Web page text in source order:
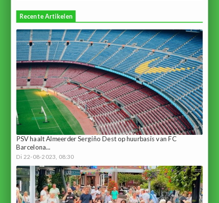
Recente Artikelen
PSV haalt Almeerder Sergiño Dest op huurbasis van FC
Barcelona...
Di 22-08-2023, 08:30